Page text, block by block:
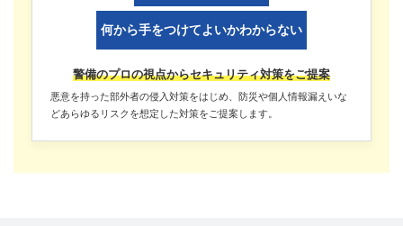
何から手をつけてよいかわからない
警備のプロの視点からセキュリティ対策をご提案
悪意を持った部外者の侵入対策をはじめ、防災や個人情報漏えいな
どあらゆるリスクを想定した対策をご提案します。